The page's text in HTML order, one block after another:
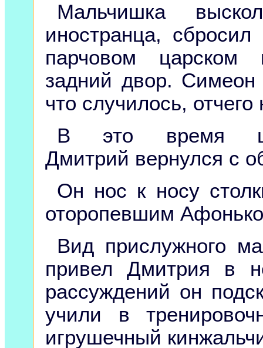
Мальчишка
иностранца,
парчовом царском
задний двор. Симеон
что случилось, отчего
В это время
Дмитрий вернулся с
Он нос к носу
оторопевшим
Вид прислужного
привел Дмитрия в
рассуждений он
учили в
игрушечный